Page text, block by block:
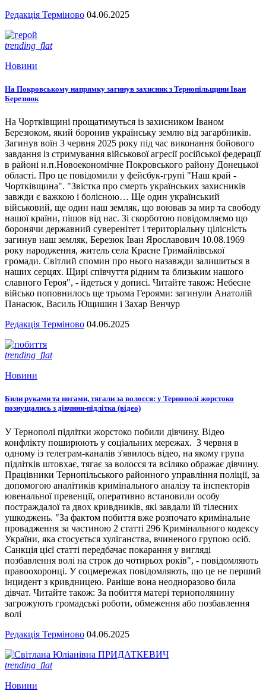
Редакція Терміново 04.06.2025
trending_flat
Новини
На Покровському напрямку загинув захисник з Тернопільщини Іван
Березнюк
На Чортківщині прощатимуться із захисником Іваном
Березюком, який боронив українську землю від загарбників.
Загинув воїн 3 червня 2025 року під час виконання бойового
завдання із стримування військової агресії російської федерації
в районі н.п.Новоекономічне Покровського району Донецької
області. Про це повідомили у фейсбук-групі "Наш край -
Чортківщина". "Звістка про смерть українських захисників
завжди є важкою і болісною… Ще один український
військовий, ще один наш земляк, що воював за мир та свободу
нашої країни, пішов від нас. Зі скорботою повідомляємо що
боронячи державний суверенітет і територіальну цілісність
загинув наш земляк, Березюк Іван Ярославович 10.08.1969
року народження, житель села Красне Гримайлівської
громади. Світлий спомин про нього назавжди залишиться в
наших серцях. Щирі співчуття рідним та близьким нашого
славного Героя", - йдеться у дописі. Читайте також: Небесне
військо поповнилось ще трьома Героями: загинули Анатолій
Панасюк, Василь Ющишин і Захар Венчур
Редакція Терміново 04.06.2025
trending_flat
Новини
Били руками та ногами, тягали за волосся: у Тернополі жорстоко
познущались з дівчини-підлітка (відео)
У Тернополі підлітки жорстоко побили дівчину. Відео
конфлікту поширюють у соціальних мережах. 3 червня в
одному із телеграм-каналів з'явилось відео, на якому група
підлітків штовхає, тягає за волосся та всіляко ображає дівчину.
Працівники Тернопільського районного управління поліції, за
допомогою аналітиків кримінального аналізу та інспекторів
ювенальної превенції, оперативно встановили особу
постраждалої та двох кривдників, які завдали їй тілесних
ушкоджень. "За фактом побиття вже розпочато кримінальне
провадження за частиною 2 статті 296 Кримінального кодексу
України, яка стосується хуліганства, вчиненого групою осіб.
Санкція цієї статті передбачає покарання у вигляді
позбавлення волі на строк до чотирьох років", - повідомляють
правоохоронці. У соцмережах повідомляють, що це не перший
інцидент з кривдницею. Раніше вона неодноразово била
дівчат. Читайте також: За побиття матері тернополянину
загрожують громадські роботи, обмеження або позбавлення
волі
Редакція Терміново 04.06.2025
trending_flat
Новини